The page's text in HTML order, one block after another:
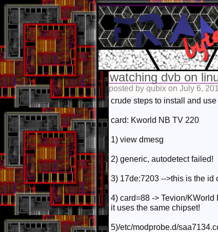
watching dvb on
posted by qubix on July 6,
crude steps to install and
card: Kworld NB TV 220
1) view dmesg
2) generic, autodetect failed!
3) 17de:7203 -->this is the id
4) card=88 -> Tevion/
it uses the same chipset!
5)/etc/modprobe.d/